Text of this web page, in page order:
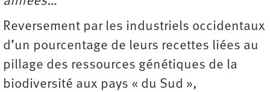
Reversement par les industriels occidentaux
d’un pourcentage de leurs recettes liées au
pillage des ressources génétiques de la
biodiversité aux pays « du Sud »,